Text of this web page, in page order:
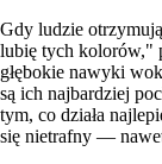
Gdy ludzie
lubię tych kolorów,"
głębokie nawyki
są ich najbardziej
tym, co działa
się nietrafny —